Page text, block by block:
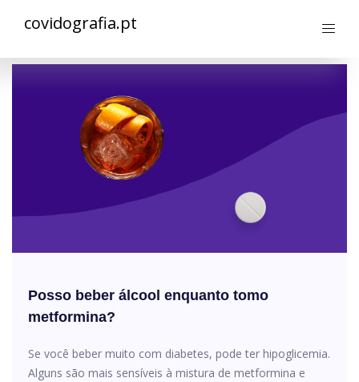
covidografia.pt
Posso beber álcool enquanto tomo
metformina?
Se você beber muito com diabetes, pode ter hipoglicemia.
Alguns são mais sensíveis à mistura de metformina e